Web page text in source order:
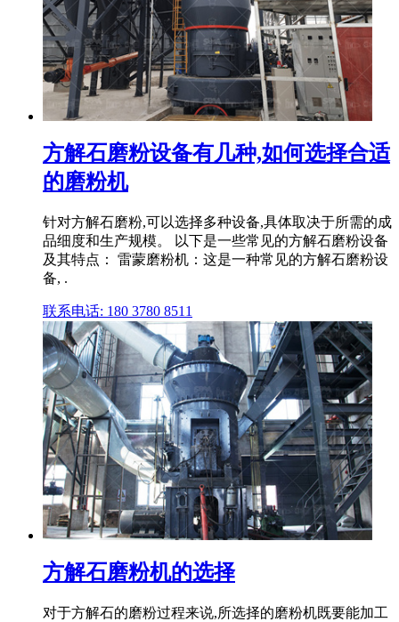
方解石磨粉设备有几种,如何选择合适
的磨粉机
针对方解石磨粉,可以选择多种设备,具体取决于所需的成
品细度和生产规模。 以下是一些常见的方解石磨粉设备
及其特点： 雷蒙磨粉机：这是一种常见的方解石磨粉设
备, .
联系电话: 180 3780 8511
方解石磨粉机的选择
对于方解石的磨粉过程来说,所选择的磨粉机既要能加工